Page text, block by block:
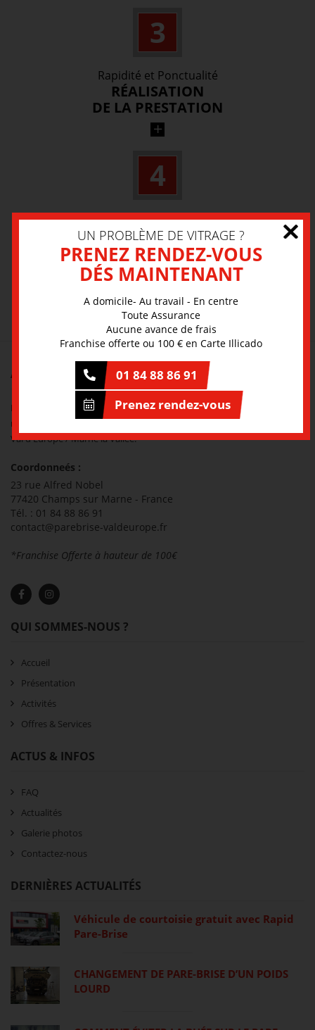
équipe s’occupe de vérifier vos éléments, le
stock et les disponibilités.
3
Rapidité et Ponctualité
RÉALISATION
DE LA PRESTATION
spécialisé, notre équipe de professionnels
intervient dans les meilleures conditions.
4
Nous nous chargeons des
DÉMARCHES ADMINISTRATIVES
Notre équipe s’occupe pour vous de gérer
de votre assurance.
PRENEZ RENDEZ-VOUS
A PROPOS
Pare-Brise Val d'Europe le spécialiste de la réparation et du
remplacement de tous types de vitrages automobiles sur le secteur de
Val d'Europe / Marne la Vallée.
Coordonneés :
23 rue Alfred Nobel
77420 Champs sur Marne - France
Tél. : 01 84 88 86 91
contact@parebrise-valdeurope.fr
*Franchise Offerte à hauteur de 100€
QUI SOMMES-NOUS ?
Accueil
Présentation
Activités
Offres & Services
ACTUS & INFOS
FAQ
Actualités
Galerie photos
Contactez-nous
DERNIÈRES ACTUALITÉS
Véhicule de courtoisie gratuit avec Rapid
Pare-Brise
CHANGEMENT DE PARE-BRISE D’UN POIDS
LOURD
UN PROBLÈME DE VITRAGE ?
PRENEZ RENDEZ-VOUS
DÉS MAINTENANT
A domicile- Au travail - En centre
Toute Assurance
Aucune avance de frais
Franchise offerte ou 100 € en Carte Illicado
01 84 88 86 91
Prenez rendez-vous